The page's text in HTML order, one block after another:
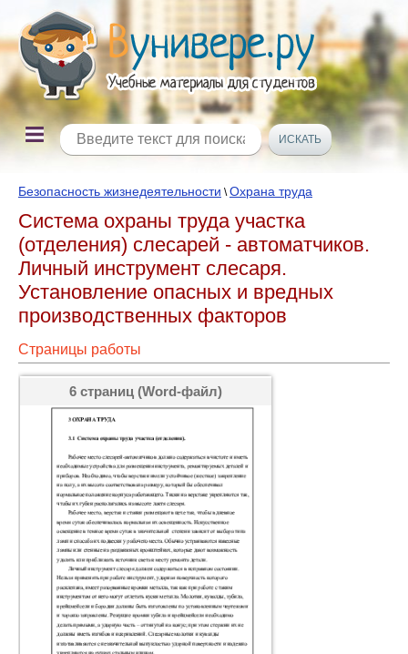
Безопасность жизнедеятельности \Охрана труда
Система охраны труда участка
(отделения) слесарей - автоматчиков.
Личный инструмент слесаря.
Установление опасных и вредных
производственных факторов
Страницы работы
6 страниц (Word-файл)